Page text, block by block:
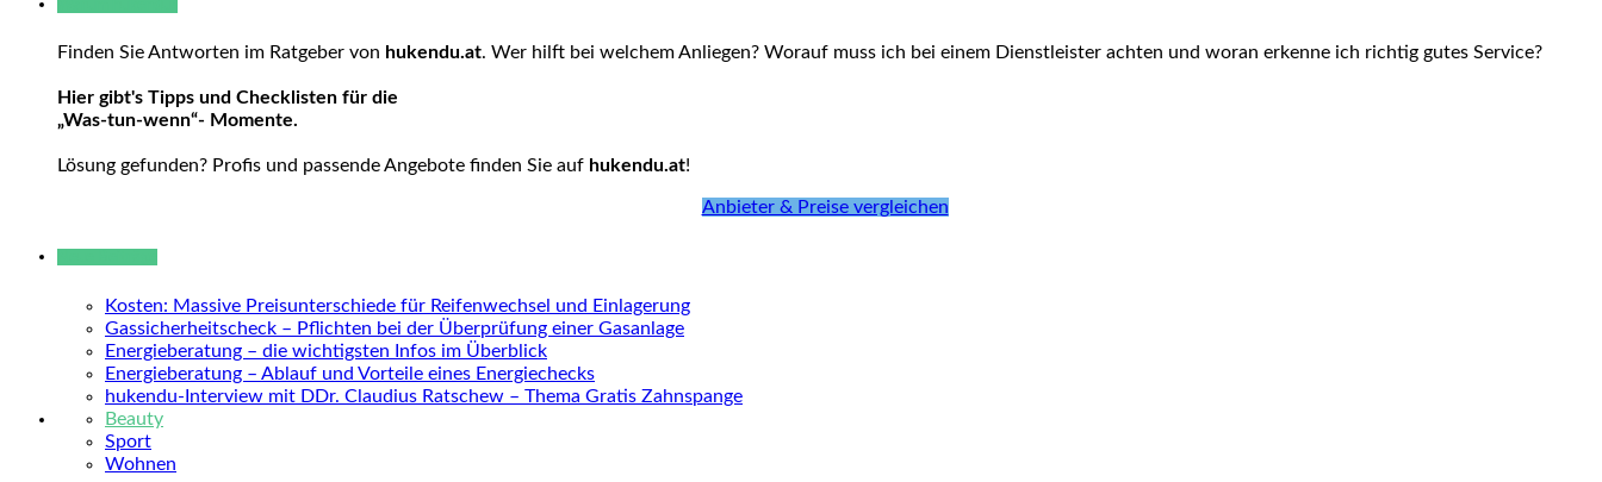
Finden Sie Antworten im Ratgeber von hukendu.at. Wer hilft bei welchem Anliegen? Worauf muss ich bei einem Dienstleister achten und woran erkenne ich richtig gutes Service?
Hier gibt's Tipps und Checklisten für die
„Was-tun-wenn“- Momente.
Lösung gefunden? Profis und passende Angebote finden Sie auf hukendu.at!
Anbieter & Preise vergleichen
Kosten: Massive Preisunterschiede für Reifenwechsel und Einlagerung
Gassicherheitscheck – Pflichten bei der Überprüfung einer Gasanlage
Energieberatung – die wichtigsten Infos im Überblick
Energieberatung – Ablauf und Vorteile eines Energiechecks
hukendu-Interview mit DDr. Claudius Ratschew – Thema Gratis Zahnspange
Beauty
Sport
Wohnen